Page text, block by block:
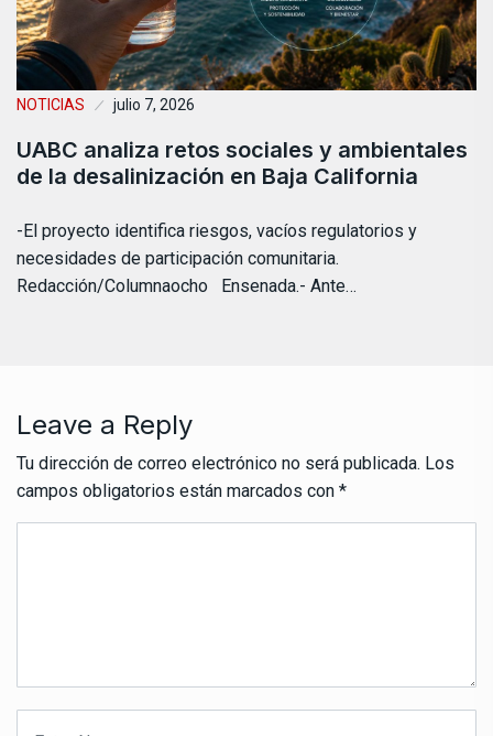
NOTICIAS julio 7, 2026
UABC analiza retos sociales y ambientales
de la desalinización en Baja California
-El proyecto identifica riesgos, vacíos regulatorios y
necesidades de participación comunitaria.
Redacción/Columnaocho Ensenada.- Ante…
Leave a Reply
Tu dirección de correo electrónico no será publicada. Los
campos obligatorios están marcados con *